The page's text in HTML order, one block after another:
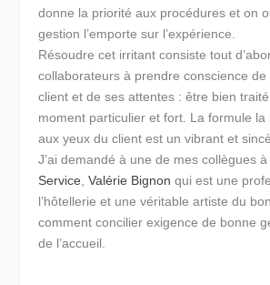
donne la priorité aux procédures et on
gestion l’emporte sur l’expérience.
Résoudre cet irritant consiste tout
collaborateurs à prendre conscience de
client et de ses attentes : être bien
moment particulier et fort. La formule la
aux yeux du client est un vibrant et
J’ai demandé à une de mes collègues à
Service ,Valérie Bignon qui est une
l’hôtellerie et une véritable artiste du
comment concilier exigence de bonne
de l’accueil.